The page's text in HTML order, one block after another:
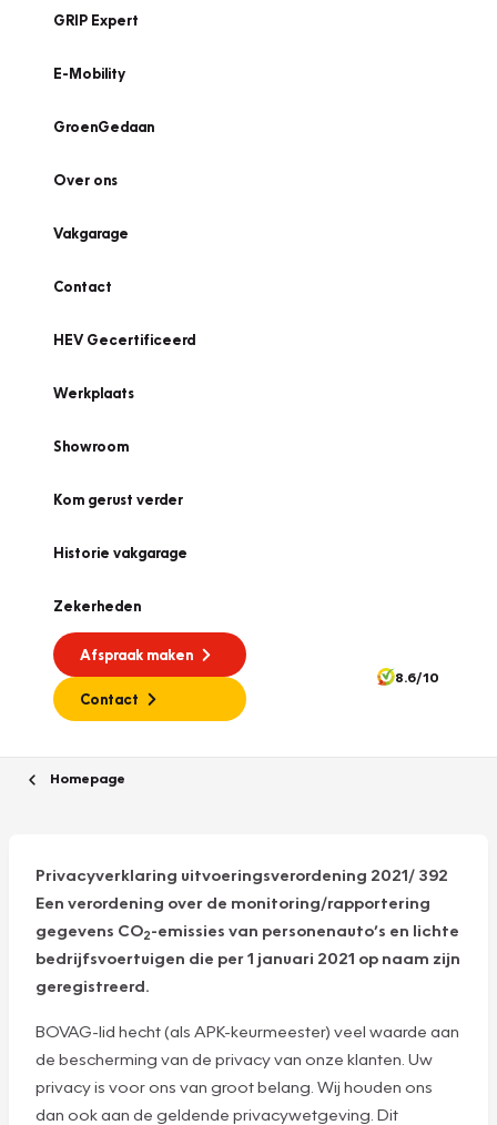
GRIP Expert
E-Mobility
GroenGedaan
Over ons
Vakgarage
Contact
HEV Gecertificeerd
Werkplaats
Showroom
Kom gerust verder
Historie vakgarage
Zekerheden
Afspraak maken
Contact
8.6/10
Homepage
Privacyverklaring uitvoeringsverordening 2021/ 392
Een verordening over de monitoring/rapportering
gegevens CO2-emissies van personenauto’s en lichte
bedrijfsvoertuigen die per 1 januari 2021 op naam zijn
geregistreerd.
BOVAG-lid hecht (als APK-keurmeester) veel waarde aan
de bescherming van de privacy van onze klanten. Uw
privacy is voor ons van groot belang. Wij houden ons
dan ook aan de geldende privacywetgeving. Dit